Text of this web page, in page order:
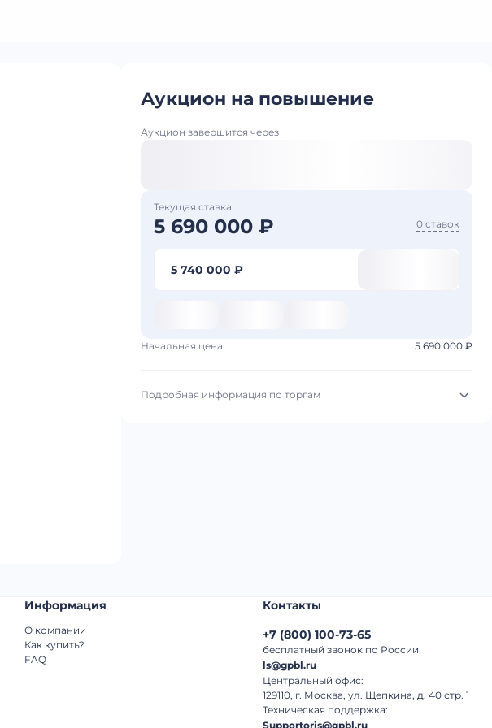
Аукцион на повышение
Аукцион завершится через
Текущая ставка
5 690 000 ₽ 0 ставок
5 740 000 ₽
Начальная цена 5 690 000 ₽
Подробная информация по торгам
-
Башкортостан Республика
Информация
О компании
Как купить?
FAQ
Контакты
+7 (800) 100-73-65
бесплатный звонок по России
ls@gpbl.ru
Центральный офис:
129110, г. Москва, ул. Щепкина, д. 40 стр. 1
Техническая поддержка:
Supportoris@gpbl.ru